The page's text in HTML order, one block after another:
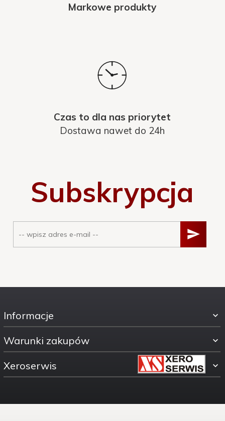
Markowe produkty
Czas to dla nas priorytet
Dostawa nawet do 24h
Subskrypcja
Informacje
Warunki zakupów
Xeroserwis